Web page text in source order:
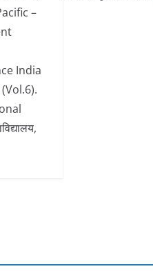
–
India